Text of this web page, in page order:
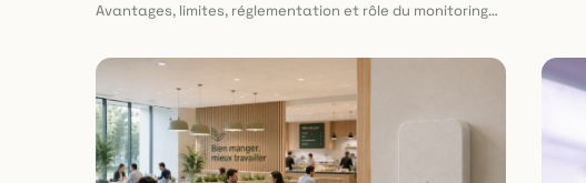
Avantages, limites, réglementation et rôle du monitoring
l’air intérieur.
avec